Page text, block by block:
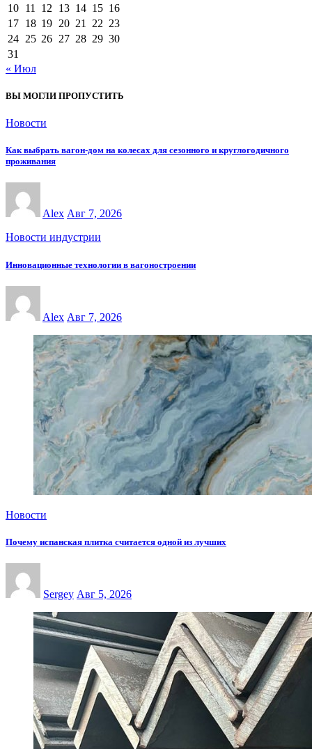
10 11 12 13 14 15 16
17 18 19 20 21 22 23
24 25 26 27 28 29 30
31
« Июл
ВЫ МОГЛИ ПРОПУСТИТЬ
Новости
Как выбрать вагон-дом на колесах для сезонного и круглогодичного
проживания
Alex Авг 7, 2026
Новости индустрии
Инновационные технологии в вагоностроении
Alex Авг 7, 2026
Новости
Почему испанская плитка считается одной из лучших
Sergey Авг 5, 2026